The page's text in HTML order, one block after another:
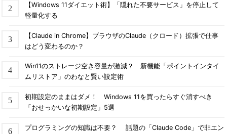
【Windows 11ダイエット術】「隠れた不要サービス」を停止して
軽量化する
【Claude in Chrome】ブラウザのClaude（クロード）拡張で仕事
はどう変わるのか？
Win11のストレージ空き容量が激減？ 新機能「ポイントインタイ
ムリストア」のわなと賢い設定術
初期設定のままはダメ！ Windows 11を買ったらすぐ消すべき
「おせっかいな初期設定」5選
プログラミングの知識は不要？ 話題の「Claude Code」で非エン